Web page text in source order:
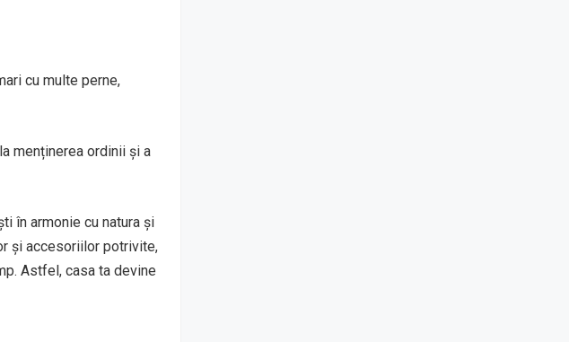
cu multe perne,
menținerea ordinii și a
în armonie cu natura și
și accesoriilor potrivite,
Astfel, casa ta devine